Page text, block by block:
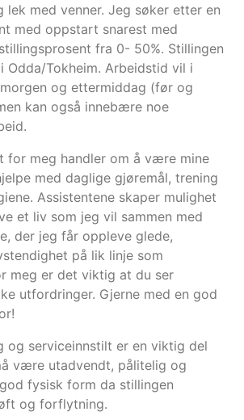
lek med venner. Jeg søker etter en
med oppstart snarest med
fra 0- 50%. Stillingen
Odda/Tokheim. Arbeidstid vil i
og ettermiddag (før og
kan også innebære noe
for meg handler om å være mine
med daglige gjøremål, trening
Assistentene skaper mulighet
et liv som jeg vil sammen med
der jeg får oppleve glede,
på lik linje som
meg er det viktig at du ser
utfordringer. Gjerne med en god
serviceinnstilt er en viktig del
være utadvendt, pålitelig og
fysisk form da stillingen
og forflytning.